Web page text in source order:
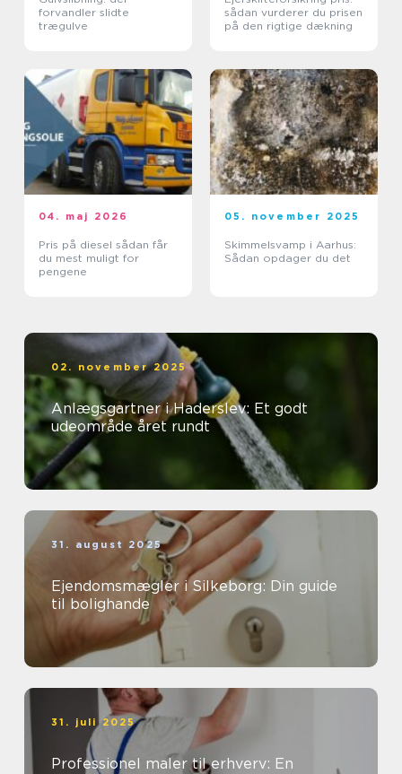
forvandler slidte
trægulve
sådan vurderer du prisen
på den rigtige dækning
04. maj 2026
Pris på diesel sådan får
du mest muligt for
pengene
05. november 2025
Skimmelsvamp i Aarhus:
Sådan opdager du det
02. november 2025
Anlægsgartner i Haderslev: Et godt
udeområde året rundt
31. august 2025
Ejendomsmægler i Silkeborg: Din guide
til bolighande
31. juli 2025
Professionel maler til erhverv: En